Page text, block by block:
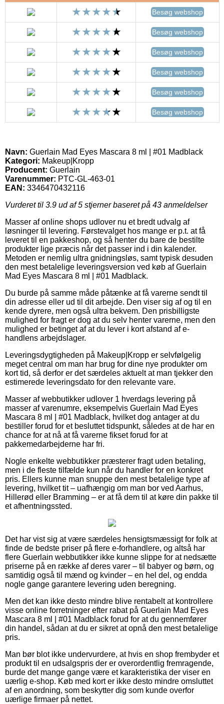
Besøg webshop
Besøg webshop
Besøg webshop
Besøg webshop
Besøg webshop
Besøg webshop
Navn: Guerlain Mad Eyes Mascara 8 ml | #01 Madblack
Kategori: Makeup|Kropp
Producent: Guerlain
Varenummer: PTC-GL-463-01
EAN: 3346470432116
Vurderet til 3.9 ud af 5 stjerner baseret på 43 anmeldelser
Masser af online shops udlover nu et bredt udvalg af
løsninger til levering. Førstevalget hos mange er p.t. at få
leveret til en pakkeshop, og så henter du bare de bestilte
produkter lige præcis når det passer ind i din kalender.
Metoden er nemlig ultra gnidningsløs, samt typisk desuden
den mest betalelige leveringsversion ved køb af Guerlain
Mad Eyes Mascara 8 ml | #01 Madblack.
Du burde på samme måde påtænke at få varerne sendt til
din adresse eller ud til dit arbejde. Den viser sig af og til en
kende dyrere, men også ultra bekvem. Den prisbilligste
mulighed for fragt er dog at du selv henter varerne, men den
mulighed er betinget af at du lever i kort afstand af e-
handlens arbejdslager.
Leveringsdygtigheden på Makeup|Kropp er selvfølgelig
meget central om man har brug for dine nye produkter om
kort tid, så derfor er det særdeles aktuelt at man tjekker den
estimerede leveringsdato for den relevante vare.
Masser af webbutikker udlover 1 hverdags levering på
masser af varenumre, eksempelvis Guerlain Mad Eyes
Mascara 8 ml | #01 Madblack, hvilket dog antager at du
bestiller forud for et besluttet tidspunkt, således at de har en
chance for at nå at få varerne fikset forud for at
pakkemedarbejderne har fri.
Nogle enkelte webbutikker præsterer fragt uden betaling,
men i de fleste tilfælde kun når du handler for en konkret
pris. Ellers kunne man snuppe den mest betalelige type af
levering, hvilket tit – uafhængig om man bor ved Aarhus,
Hillerød eller Bramming – er at få dem til at køre din pakke til
et afhentningssted.
Det har vist sig at være særdeles hensigtsmæssigt for folk at
finde de bedste priser på flere e-forhandlere, og altså har
flere Guerlain webbutikker ikke kunne slippe for at nedsætte
priserne på en række af deres varer – til babyer og børn, og
samtidig også til mænd og kvinder – en hel del, og endda
nogle gange garantere levering uden beregning.
Men det kan ikke desto mindre blive rentabelt at kontrollere
visse online forretninger efter rabat på Guerlain Mad Eyes
Mascara 8 ml | #01 Madblack forud for at du gennemfører
din handel, sådan at du er sikret at opnå den mest betalelige
pris.
Man bør blot ikke undervurdere, at hvis en shop frembyder et
produkt til en udsalgspris der er overordentlig fremragende,
burde det mange gange være et karakteristika der viser en
uærlig e-shop. Køb med kort er ikke desto mindre omsluttet
af en anordning, som beskytter dig som kunde overfor
uærlige firmaer på nettet.